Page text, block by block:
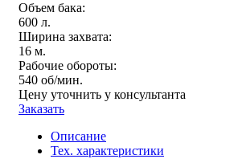
Объем бака:
600 л.
Ширина захвата:
16 м.
Рабочие обороты:
540 об/мин.
Цену уточнить у консультанта
Заказать
Описание
Тех. характеристики